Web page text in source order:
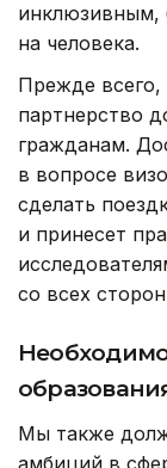
инклюзивным,
на человека.
Прежде всего,
партнерство
гражданам.
в вопросе
сделать
и принесет
со всех
Мы также